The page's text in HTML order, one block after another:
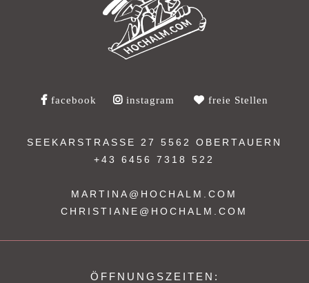
facebook instagram freie Stellen
SEEKARSTRASSE 27
5562 OBERTAUERN
+43 6456 7318 522
MARTINA@HOCHALM.COM
CHRISTIANE@HOCHALM.COM
ÖFFNUNGSZEITEN: